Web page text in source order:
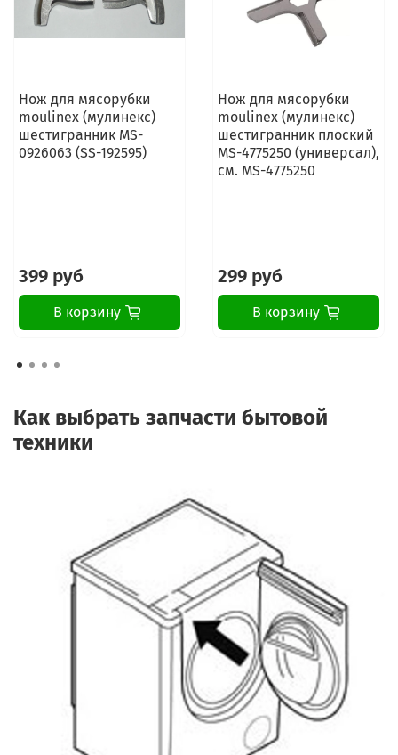
Нож для мясорубки
moulinex (мулинекс)
шестигранник MS-
0926063 (SS-192595)
399 руб
В корзину
Нож для мясорубки
moulinex (мулинекс)
шестигранник плоский
MS-4775250 (универсал),
см. MS-4775250
299 руб
В корзину
Как выбрать запчасти бытовой
техники